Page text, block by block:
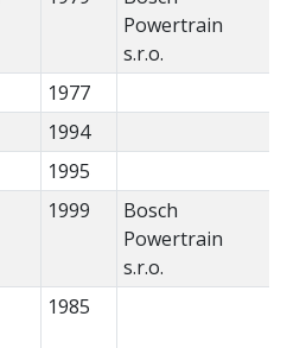
Powertrain
s.r.o.
1977
1994
1995
1999
Bosch
Powertrain
s.r.o.
1985